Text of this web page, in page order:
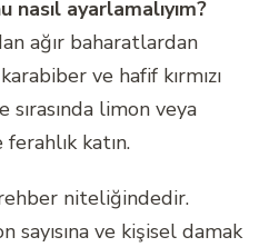
nasıl ayarlamalıyım?
ağır baharatlardan
ve hafif kırmızı
limon veya
katın.
niteliğindedir.
ve kişisel damak